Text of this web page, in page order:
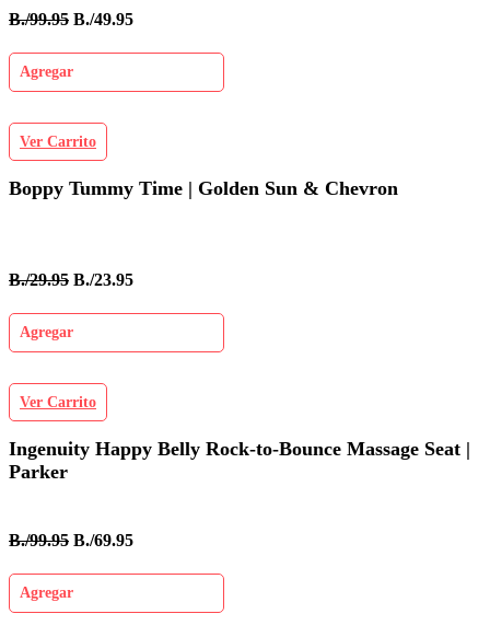
B./99.95 B./49.95
Agregar
Ver Carrito
Boppy Tummy Time | Golden Sun & Chevron
B./29.95 B./23.95
Agregar
Ver Carrito
Ingenuity Happy Belly Rock-to-Bounce Massage Seat |
Parker
B./99.95 B./69.95
Agregar